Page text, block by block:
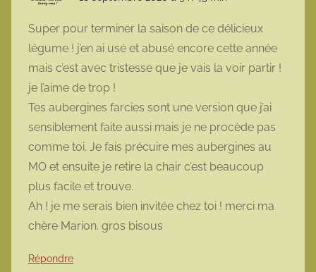
Super pour terminer la saison de ce délicieux
légume ! j’en ai usé et abusé encore cette année
mais c’est avec tristesse que je vais la voir partir !
je l’aime de trop !
Tes aubergines farcies sont une version que j’ai
sensiblement faite aussi mais je ne procède pas
comme toi. Je fais précuire mes aubergines au
MO et ensuite je retire la chair c’est beaucoup
plus facile et trouve.
Ah ! je me serais bien invitée chez toi ! merci ma
chère Marion. gros bisous
Répondre